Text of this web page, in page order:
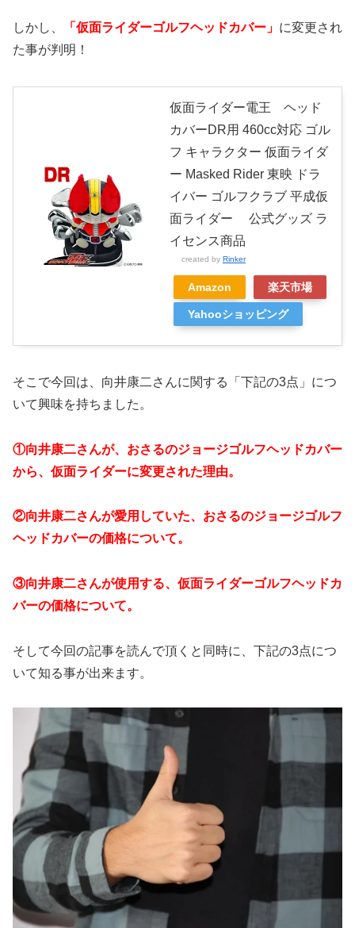
しかし、 「仮面ライダーゴルフヘッドカバー」 に変更され
た事が判明！
仮面ライダー電王 ヘッド
カバーDR用 460cc対応 ゴル
フ キャラクター 仮面ライダ
ー Masked Rider 東映 ドラ
イバー ゴルフクラブ 平成仮
面ライダー 公式グッズ ラ
イセンス商品
created by Rinker
Amazon 楽天市場
Yahooショッピング
そこで今回は、向井康二さんに関する「下記の3点」につ
いて興味を持ちました。
①向井康二さんが、おさるのジョージゴルフヘッドカバー
から、仮面ライダーに変更された理由。
②向井康二さんが愛用していた、おさるのジョージゴルフ
ヘッドカバーの価格について。
③向井康二さんが使用する、仮面ライダーゴルフヘッドカ
バーの価格について。
そして今回の記事を読んで頂くと同時に、下記の3点につ
いて知る事が出来ます。